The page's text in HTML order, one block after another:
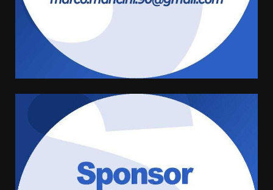
“I Contestatori: Musica di
Rivoluzione”: nuovo
appuntamento con “Fasano in
Banda”
amarezza per esclusione dal
campionato di calcio”
7 Agosto 2026 06:00
Fasanese ferito a colpi di arma
da fuoco